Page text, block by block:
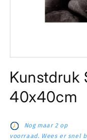
openen
in
modaal
Kunstdruk
40x40cm
Nog maar 2 op
voorraad. Wees er snel